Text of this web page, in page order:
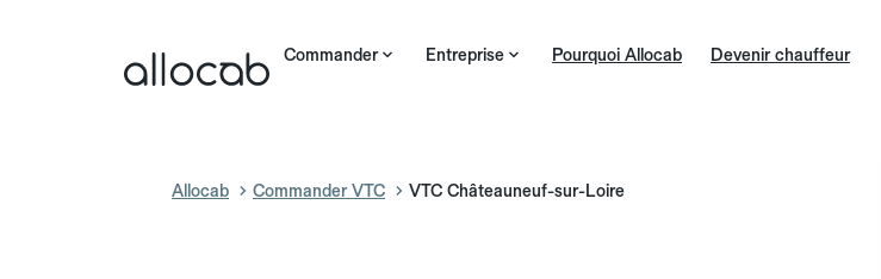
Commander Entreprise Pourquoi Allocab Devenir chauffeur
Allocab Commander VTC VTC Châteauneuf-sur-Loire